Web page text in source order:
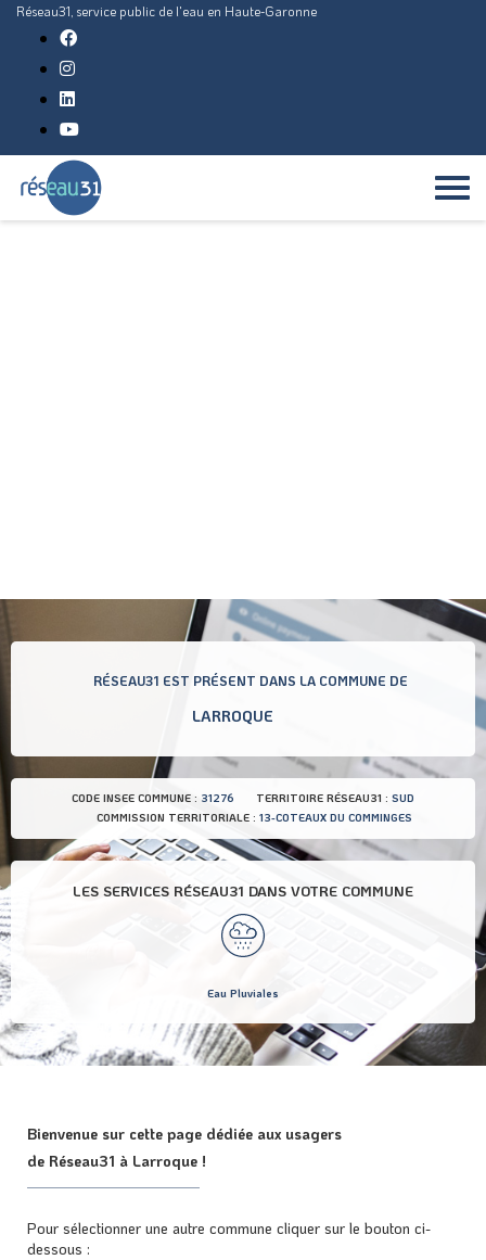
Réseau31, service public de l'eau en Haute-Garonne
RÉSEAU31 EST PRÉSENT DANS LA COMMUNE DE
LARROQUE
CODE INSEE COMMUNE : 31276 TERRITOIRE RÉSEAU31 : SUD
COMMISSION TERRITORIALE : 13-COTEAUX DU COMMINGES
LES SERVICES RÉSEAU31 DANS VOTRE COMMUNE
Eau Pluviales
Bienvenue sur cette page dédiée aux usagers
de Réseau31 à Larroque !
Pour sélectionner une autre commune cliquer sur le bouton ci-
dessous :